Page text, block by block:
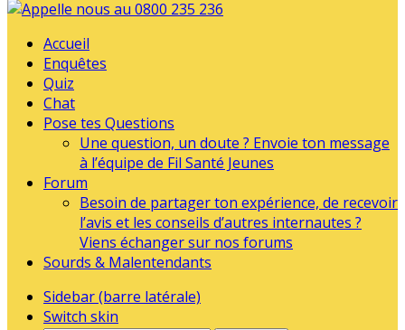
Accueil
Enquêtes
Quiz
Chat
Pose tes Questions
Une question, un doute ? Envoie ton message
à l’équipe de Fil Santé Jeunes
Forum
Besoin de partager ton expérience, de recevoir
l’avis et les conseils d’autres internautes ?
Viens échanger sur nos forums
Sourds & Malentendants
Sidebar (barre latérale)
Switch skin